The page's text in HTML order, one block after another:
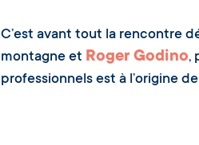
C’est avant tout la rencontre
montagne et Roger Godino,
professionnels est à l’origine